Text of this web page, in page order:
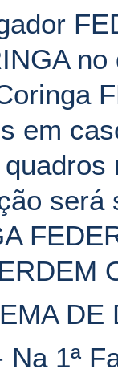
em
será
DE
Na 1ª